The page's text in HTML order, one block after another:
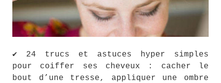
✔ 24 trucs et astuces hyper simples
pour coiffer ses cheveux : cacher le
bout d’une tresse, appliquer une ombre